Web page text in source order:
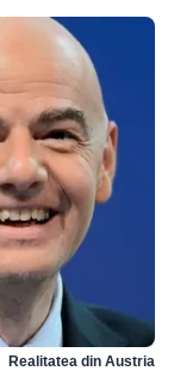
Realitatea din Austria